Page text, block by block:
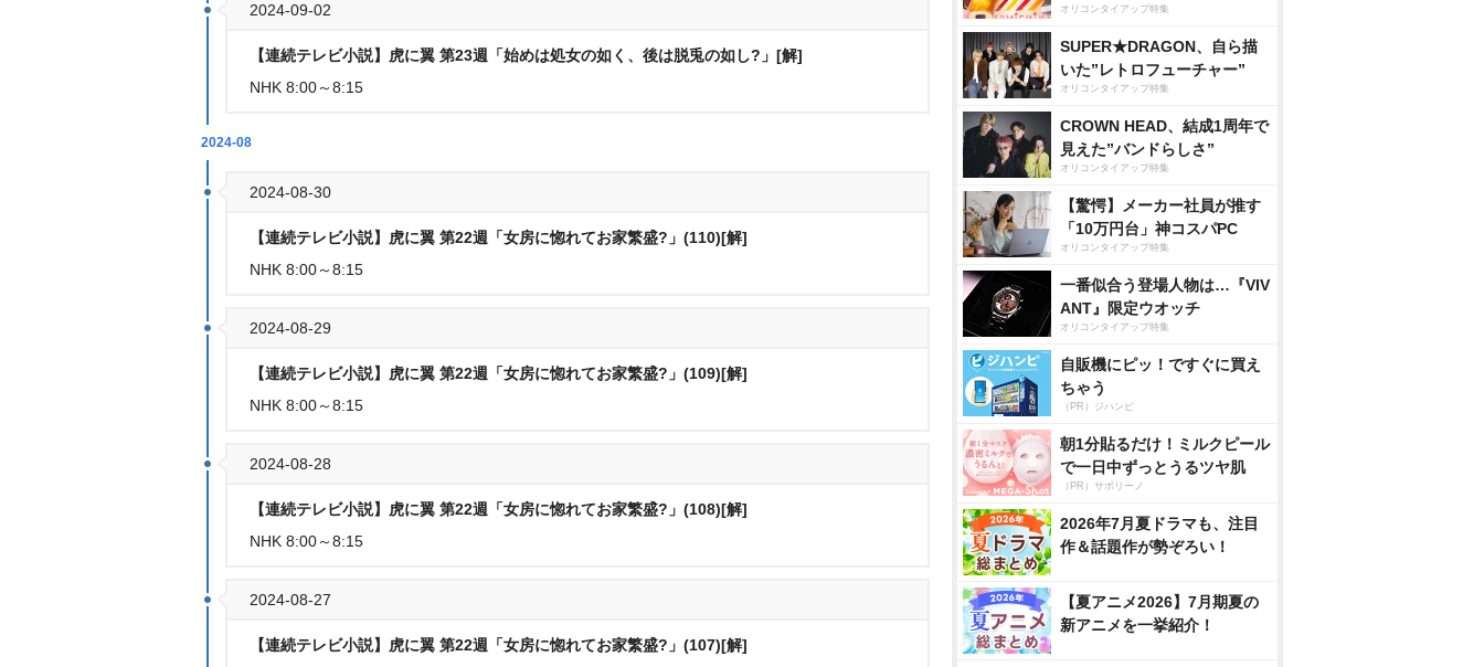
2024-09-02
【連続テレビ小説】虎に翼 第23週「始めは処女の如く、後は脱兎の如し?」[解]
NHK 8:00～8:15
2024-08
2024-08-30
【連続テレビ小説】虎に翼 第22週「女房に惚れてお家繁盛?」(110)[解]
NHK 8:00～8:15
2024-08-29
【連続テレビ小説】虎に翼 第22週「女房に惚れてお家繁盛?」(109)[解]
NHK 8:00～8:15
2024-08-28
【連続テレビ小説】虎に翼 第22週「女房に惚れてお家繁盛?」(108)[解]
NHK 8:00～8:15
2024-08-27
【連続テレビ小説】虎に翼 第22週「女房に惚れてお家繁盛?」(107)[解]
オリコンタイアップ特集
SUPER★DRAGON、自ら描
いた”レトロフューチャー”
オリコンタイアップ特集
CROWN HEAD、結成1周年で
見えた”バンドらしさ”
オリコンタイアップ特集
【驚愕】メーカー社員が推す
「10万円台」神コスパPC
オリコンタイアップ特集
一番似合う登場人物は…『VIV
ANT』限定ウオッチ
オリコンタイアップ特集
自販機にピッ！ですぐに買え
ちゃう
（PR）ジハンピ
朝1分貼るだけ！ミルクピール
で一日中ずっとうるツヤ肌
（PR）サボリーノ
2026年7月夏ドラマも、注目
作＆話題作が勢ぞろい！
【夏アニメ2026】7月期夏の
新アニメを一挙紹介！